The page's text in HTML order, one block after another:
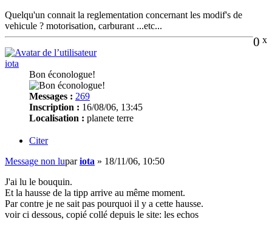
Quelqu'un connait la reglementation concernant les modif's de
vehicule ? motorisation, carburant ...etc...
0 x
iota
Bon éconologue!
Messages : 269
Inscription : 16/08/06, 13:45
Localisation : planete terre
Citer
Message non lupariota » 18/11/06, 10:50
J'ai lu le bouquin.
Et la hausse de la tipp arrive au même moment.
Par contre je ne sait pas pourquoi il y a cette hausse.
voir ci dessous, copié collé depuis le site: les echos